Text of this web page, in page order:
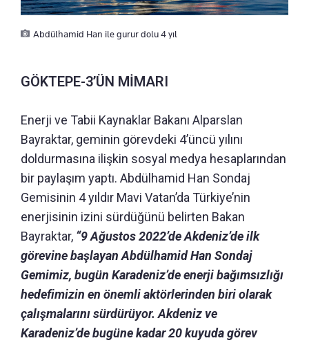
Abdülhamid Han ile gurur dolu 4 yıl
GÖKTEPE-3’ÜN MİMARI
Enerji ve Tabii Kaynaklar Bakanı Alparslan
Bayraktar, geminin görevdeki 4’üncü yılını
doldurmasına ilişkin sosyal medya hesaplarından
bir paylaşım yaptı. Abdülhamid Han Sondaj
Gemisinin 4 yıldır Mavi Vatan’da Türkiye’nin
enerjisinin izini sürdüğünü belirten Bakan
Bayraktar, “9 Ağustos 2022’de Akdeniz’de ilk
görevine başlayan Abdülhamid Han Sondaj
Gemimiz, bugün Karadeniz’de enerji bağımsızlığı
hedefimizin en önemli aktörlerinden biri olarak
çalışmalarını sürdürüyor. Akdeniz ve
Karadeniz’de bugüne kadar 20 kuyuda görev